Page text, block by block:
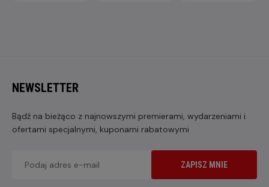
NEWSLETTER
Bądź na bieżąco z najnowszymi premierami, wydarzeniami i
ofertami specjalnymi, kuponami rabatowymi
ZAPISZ MNIE